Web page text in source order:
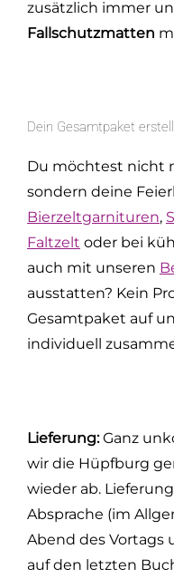
zusätzlich immer
Fallschutzmatten
Dein Gesamtpaket
Du möchtest nicht
sondern deine
Bierzeltgarnituren,
Faltzelt oder bei
auch mit unseren
ausstatten? Kein
Gesamtpaket auf
individuell
Lieferung:Ganz
wir die Hüpfburg
wieder ab.
Absprache (im
Abend des Vortags
auf den letzten